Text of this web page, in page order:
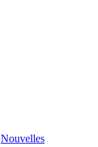
Nouvelles